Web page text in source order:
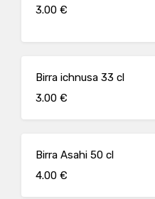
3.00 €
Birra ichnusa 33 cl
3.00 €
Birra Asahi 50 cl
4.00 €